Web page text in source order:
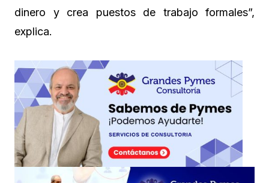
dinero y crea puestos de trabajo formales”,
explica.